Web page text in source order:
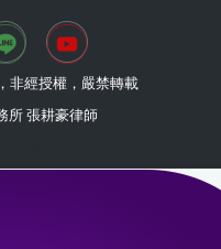
非經授權，嚴禁轉載
所 張耕豪律師